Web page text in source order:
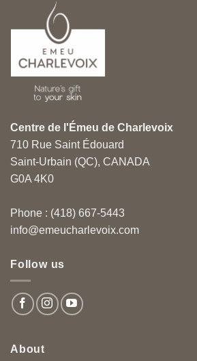
Centre de l'Émeu de Charlevoix
710 Rue Saint Édouard
Saint-Urbain (QC), CANADA
G0A 4K0
Phone : (418) 667-5443
info@emeucharlevoix.com
Follow us
About